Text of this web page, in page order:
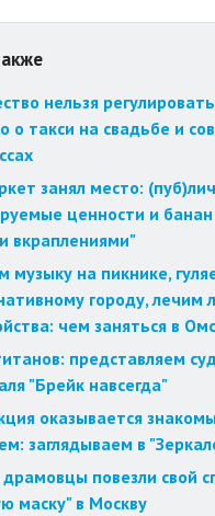
нельзя
о такси на свадьбе и
занял место:
ценности и
вкраплениями"
музыку на пикнике,
городу, лечим
чем заняться в
представляем
"Брейк навсегда"
оказывается
заглядываем в
повезли свой
маску" в Москву